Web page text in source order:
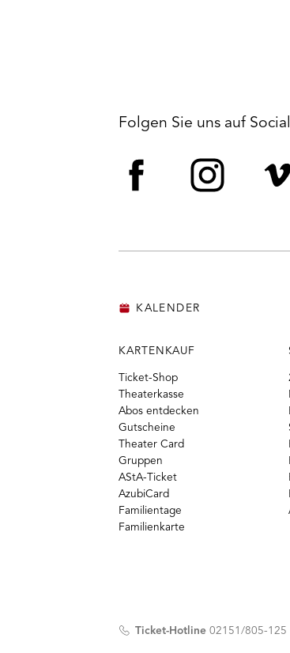
Folgen Sie uns auf
KALENDER
KARTENKAUF
Ticket-Shop
Theaterkasse
Abos entdecken
Gutscheine
Theater Card
Gruppen
AStA-Ticket
AzubiCard
Familientage
Familienkarte
Ticket-Hotline02151/805-125